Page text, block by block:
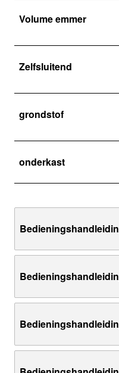
Volume emmer
Zelfsluitend
grondstof
onderkast